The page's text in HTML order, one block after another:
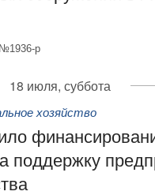
р
18 июля, суббота
хозяйство
поддержку